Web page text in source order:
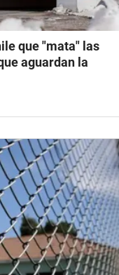
que "mata" las
aguardan la